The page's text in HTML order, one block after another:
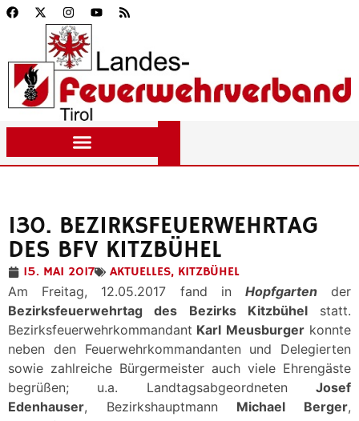
130. BEZIRKSFEUERWEHRTAG
DES BFV KITZBÜHEL
15. MAI 2017 AKTUELLES, KITZBÜHEL
Am Freitag, 12.05.2017 fand in Hopfgarten
der
Bezirksfeuerwehrtag des Bezirks Kitzbühelstatt.
Bezirksfeuerwehrkommandant Karl Meusburgerkonnte
neben den Feuerwehrkommandanten und Delegierten
sowie zahlreiche Bürgermeister auch viele Ehrengäste
begrüßen; u.a. Landtagsabgeordneten Josef
Edenhauser, Bezirkshauptmann Michael Berger,